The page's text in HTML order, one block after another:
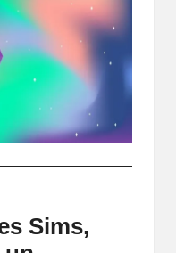
Sims,